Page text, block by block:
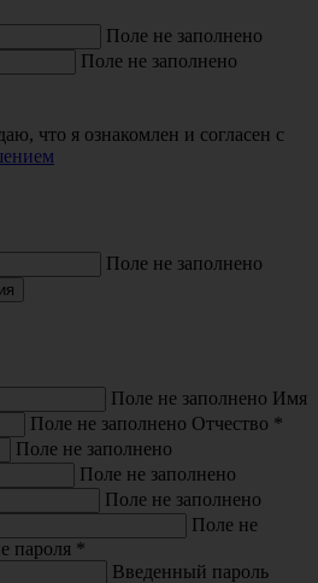
Поле не заполнено
Поле не заполнено
что я ознакомлен и согласен с
Поле не заполнено
Поле не заполнено Имя
Поле не заполнено Отчество *
Поле не заполнено
Поле не заполнено
Поле не заполнено
Поле не
пароля *
Введенный пароль